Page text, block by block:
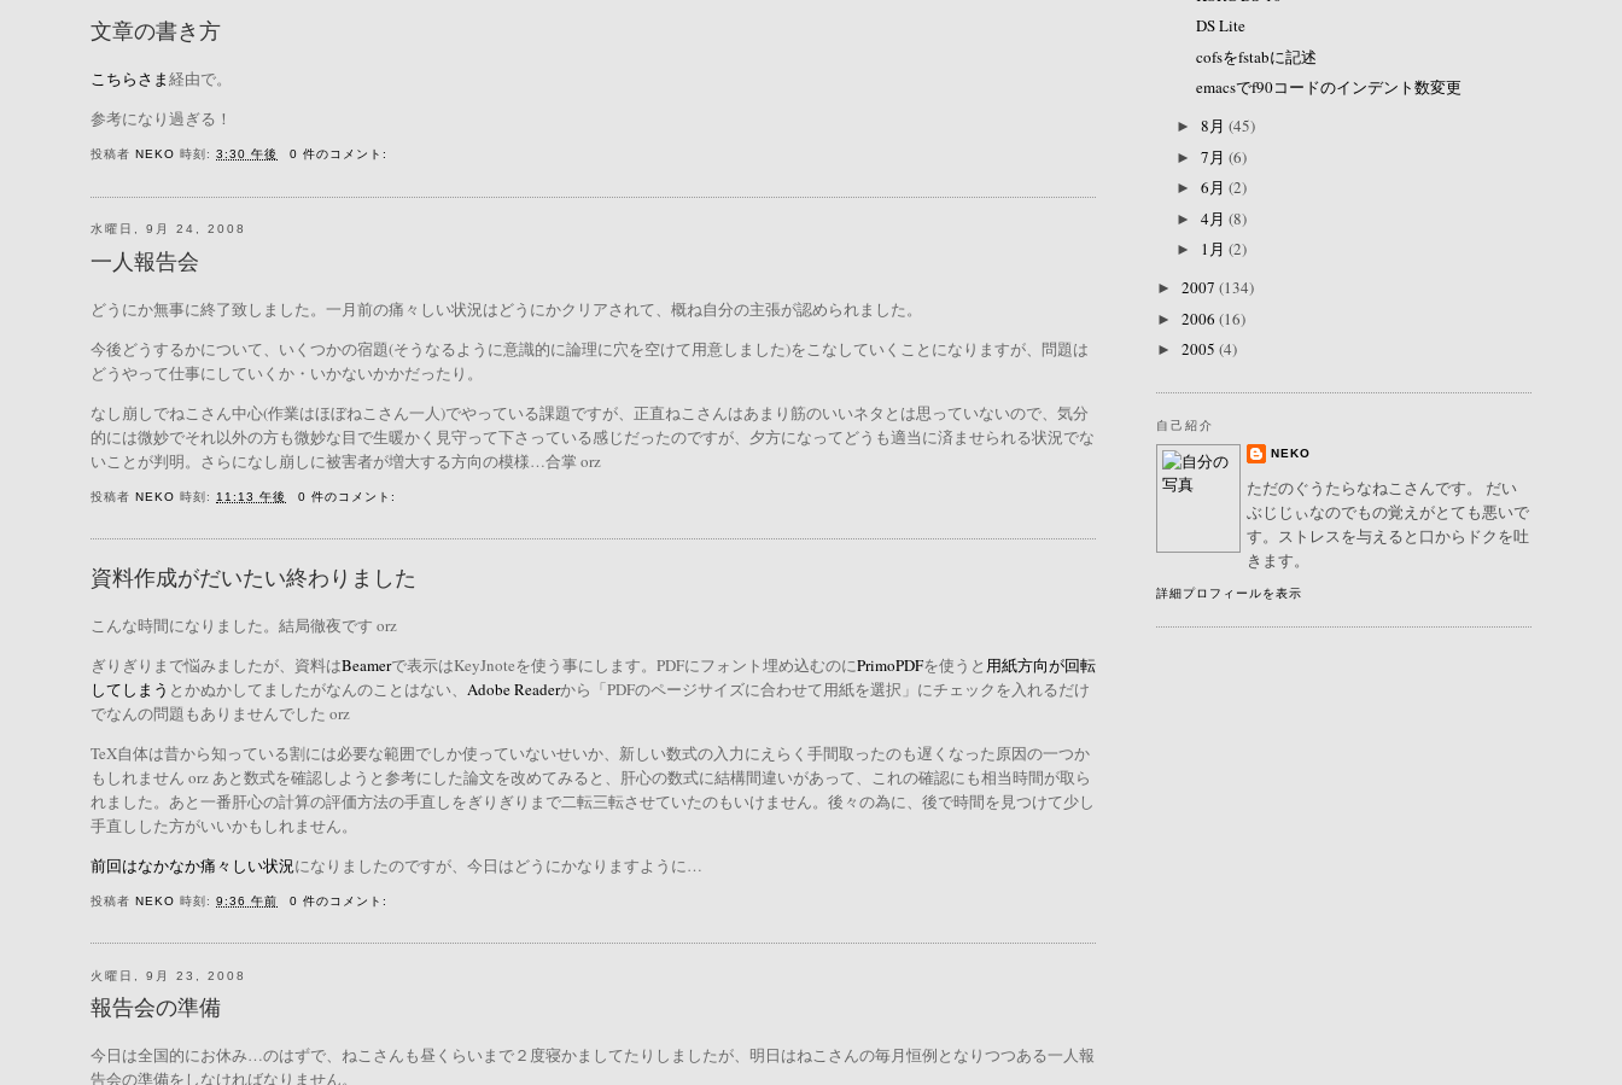
文章の書き方
こちらさま経由で。
参考になり過ぎる！
投稿者 NEKO 時刻:3:30 午後 0 件のコメント:
水曜日, 9月 24, 2008
一人報告会
どうにか無事に終了致しました。一月前の痛々しい状況はどうにかクリアされて、概ね自分の主張が認められました。
今後どうするかについて、いくつかの宿題(そうなるように意識的に論理に穴を空けて用意しました)をこなしていくことになりますが、問題は
どうやって仕事にしていくか・いかないかかだったり。
なし崩しでねこさん中心(作業はほぼねこさん一人)でやっている課題ですが、正直ねこさんはあまり筋のいいネタとは思っていないので、気分
的には微妙でそれ以外の方も微妙な目で生暖かく見守って下さっている感じだったのですが、夕方になってどうも適当に済ませられる状況でな
いことが判明。さらになし崩しに被害者が増大する方向の模様…合掌 orz
投稿者 NEKO 時刻: 11:13 午後 0 件のコメント:
資料作成がだいたい終わりました
こんな時間になりました。結局徹夜です orz
ぎりぎりまで悩みましたが、資料はBeamerで表示はKeyJnoteを使う事にします。PDFにフォント埋め込むのにPrimoPDFを使うと 用紙方向が回転
してしまう とかぬかしてましたがなんのことはない、 Adobe Readerから「PDFのページサイズに合わせて用紙を選択」にチェックを入れるだけ
でなんの問題もありませんでした orz
TeX自体は昔から知っている割には必要な範囲でしか使っていないせいか、新しい数式の入力にえらく手間取ったのも遅くなった原因の一つか
もしれません orz あと数式を確認しようと参考にした論文を改めてみると、肝心の数式に結構間違いがあって、これの確認にも相当時間が取ら
れました。あと一番肝心の計算の評価方法の手直しをぎりぎりまで二転三転させていたのもいけません。後々の為に、後で時間を見つけて少し
手直しした方がいいかもしれません。
前回はなかなか痛々しい状況になりましたのですが、今日はどうにかなりますように…
投稿者 NEKO 時刻:9:36 午前 0 件のコメント:
火曜日, 9月 23, 2008
報告会の準備
今日は全国的にお休み…のはずで、ねこさんも昼くらいまで２度寝かましてたりしましたが、明日はねこさんの毎月恒例となりつつある一人報
告会の準備をしなければなりません。
DS Lite
cofsをfstabに記述
emacsでf90コードのインデント数変更
► 8月 (45)
► 7月 (6)
► 6月 (2)
► 4月 (8)
► 1月 (2)
►2007(134)
►2006(16)
►2005(4)
自己紹介
NEKO
ただのぐうたらなねこさんです。 だい
ぶじじぃなのでもの覚えがとても悪いで
す。ストレスを与えると口からドクを吐
きます。
詳細プロフィールを表示